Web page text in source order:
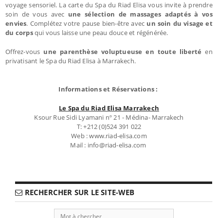
voyage sensoriel. La carte du Spa du Riad Elisa vous invite à prendre
soin de vous avec une sélection de massages adaptés à vos
envies. Complétez votre pause bien-être avec un soin du visage et
du corpsqui vous laisse une peau douce et régénérée.
Offrez-vous une parenthèse voluptueuse en toute libertéen
privatisant le Spa du Riad Elisa à Marrakech.
Informations et Réservations :
Le Spa du Riad Elisa Marrakech
Ksour Rue Sidi Lyamani nº 21 - Médina- Marrakech
T: +212 (0)524 391 022
Web : www.riad-elisa.com
Mail : info@riad-elisa.com
RECHERCHER SUR LE SITE-WEB